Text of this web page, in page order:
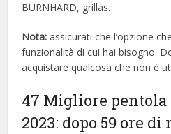
BURNHARD, grillas.
Nota: assicurati che l’opzione
funzionalità di cui hai bisogno.
acquistare qualcosa che non è
47 Migliore pentola
2023: dopo 59 ore di